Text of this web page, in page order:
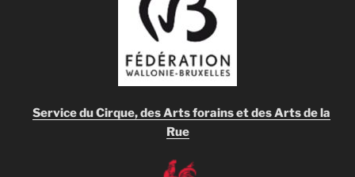
Service du Cirque, des Arts forains et des Arts de la
Rue